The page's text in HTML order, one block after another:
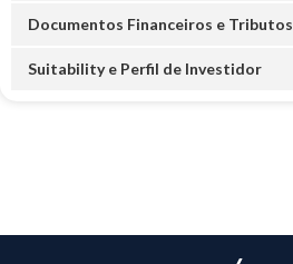
Documentos Financeiros e Tributos
Suitability e Perfil de Investidor